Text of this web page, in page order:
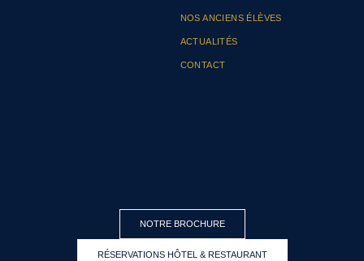
NOS ANCIENS ÉLÈVES
ACTUALITÉS
CONTACT
NOTRE BROCHURE
RÉSERVATIONS HÔTEL & RESTAURANT